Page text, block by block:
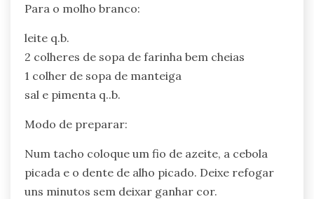
Para o molho branco:
leite q.b.
2 colheres de sopa de farinha bem cheias
1 colher de sopa de manteiga
sal e pimenta q..b.
Modo de preparar:
Num tacho coloque um fio de azeite, a cebola
picada e o dente de alho picado. Deixe refogar
uns minutos sem deixar ganhar cor.